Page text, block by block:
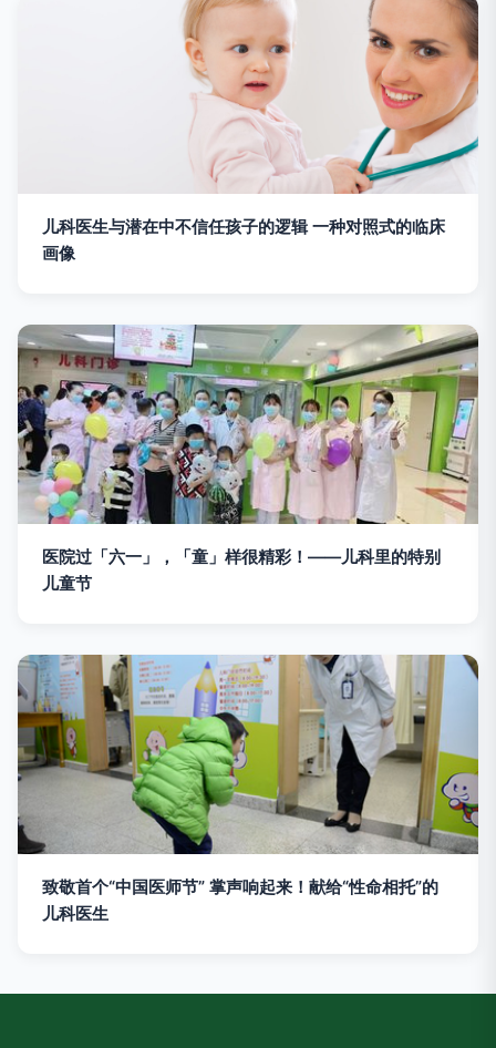
儿科医生与潜在中不信任孩子的逻辑 一种对照式的临床
画像
医院过「六一」，「童」样很精彩！——儿科里的特别
儿童节
致敬首个“中国医师节” 掌声响起来！献给“性命相托”的
儿科医生